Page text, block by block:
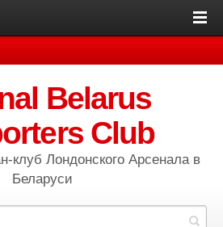
Belarus
Club
Лондонского Арсенала в
Беларуси